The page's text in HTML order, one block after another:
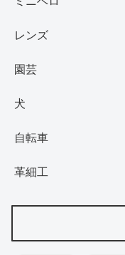
レンズ
園芸
犬
自転車
革細工